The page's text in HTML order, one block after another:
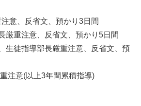
意、反省文、預かり3日間
厳重注意、反省文、預かり5日間
生徒指導部長厳重注意、反省文、預
注意(以上3年間累積指導)